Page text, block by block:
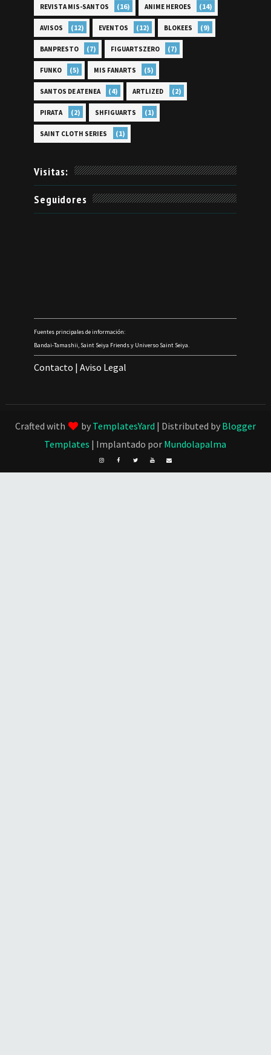
REVISTA MIS-SANTOS (16) ANIME HEROES (14)
AVISOS (12) EVENTOS (12) BLOKEES (9)
BANPRESTO (7) FIGUARTSZERO (7)
FUNKO (5) MIS FANARTS (5)
SANTOS DE ATENEA (4) ARTLIZED (2)
PIRATA (2) SHFIGUARTS (1)
SAINT CLOTH SERIES (1)
Visitas:
Seguidores
Fuentes principales de información:
Bandai-Tamashii, Saint Seiya Friends y Universo Saint Seiya.
Contacto |Aviso Legal
Crafted with by TemplatesYard | Distributed by Blogger
Templates | Implantado por Mundolapalma